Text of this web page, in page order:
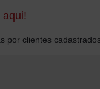
clientes